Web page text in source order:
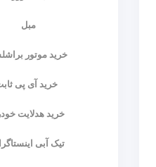
مبل
خرید موتور
خرید آی پی
خرید هدلایت
تیک آبی